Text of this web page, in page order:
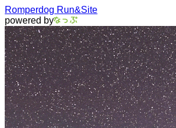
Romperdog Run&Site
powered by